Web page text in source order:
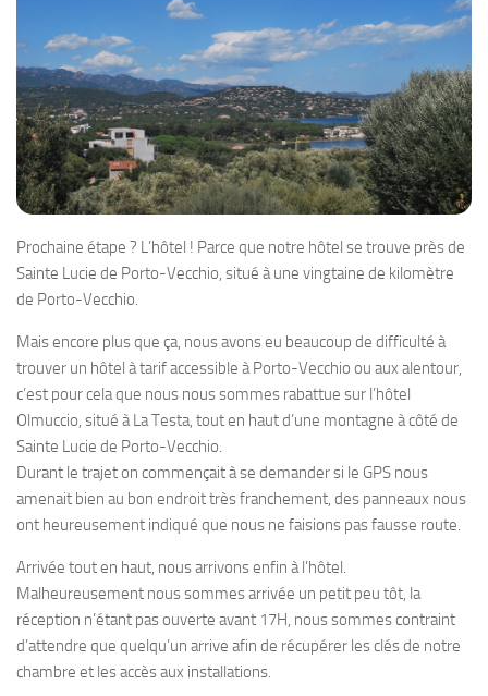
Prochaine étape ? L’hôtel ! Parce que notre hôtel se trouve près de
Sainte Lucie de Porto-Vecchio, situé à une vingtaine de kilomètre
de Porto-Vecchio.
Mais encore plus que ça, nous avons eu beaucoup de difficulté à
trouver un hôtel à tarif accessible à Porto-Vecchio ou aux alentour,
c’est pour cela que nous nous sommes rabattue sur l’hôtel
Olmuccio, situé à La Testa, tout en haut d’une montagne à côté de
Sainte Lucie de Porto-Vecchio.
Durant le trajet on commençait à se demander si le GPS nous
amenait bien au bon endroit très franchement, des panneaux nous
ont heureusement indiqué que nous ne faisions pas fausse route.
Arrivée tout en haut, nous arrivons enfin à l’hôtel.
Malheureusement nous sommes arrivée un petit peu tôt, la
réception n’étant pas ouverte avant 17H, nous sommes contraint
d’attendre que quelqu’un arrive afin de récupérer les clés de notre
chambre et les accès aux installations.